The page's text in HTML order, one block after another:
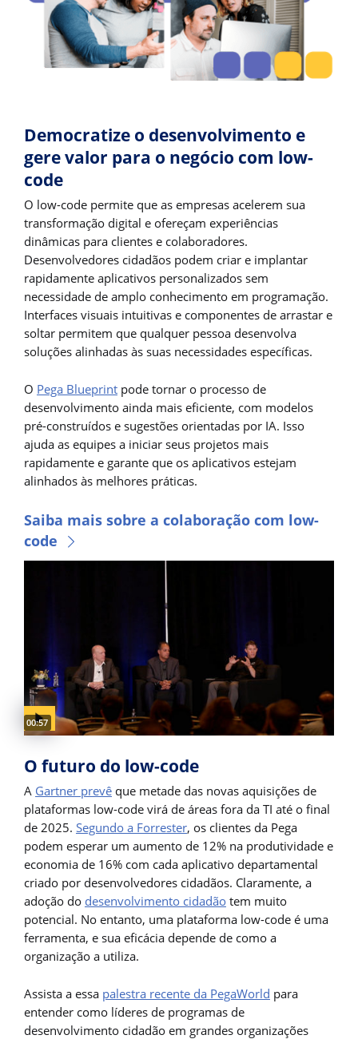
Democratize o desenvolvimento e
gere valor para o negócio com low-
code
O low-code permite que as empresas acelerem sua
transformação digital e ofereçam experiências
dinâmicas para clientes e colaboradores.
Desenvolvedores cidadãos podem criar e implantar
rapidamente aplicativos personalizados sem
necessidade de amplo conhecimento em programação.
Interfaces visuais intuitivas e componentes de arrastar e
soltar permitem que qualquer pessoa desenvolva
soluções alinhadas às suas necessidades específicas.
O Pega Blueprintpode tornar o processo de
desenvolvimento ainda mais eficiente, com modelos
pré-construídos e sugestões orientadas por IA. Isso
ajuda as equipes a iniciar seus projetos mais
rapidamente e garante que os aplicativos estejam
alinhados às melhores práticas.
Saiba mais sobre a colaboração com low-
code
O futuro do low-code
A Gartner prevêque metade das novas aquisições de
plataformas low-code virá de áreas fora da TI até o final
de 2025. Segundo a Forrester, os clientes da Pega
podem esperar um aumento de 12% na produtividade e
economia de 16% com cada aplicativo departamental
criado por desenvolvedores cidadãos. Claramente, a
adoção do desenvolvimento cidadãotem muito
potencial. No entanto, uma plataforma low-code é uma
ferramenta, e sua eficácia depende de como a
organização a utiliza.
Assista a essa palestra recente da PegaWorld para
entender como líderes de programas de
desenvolvimento cidadão em grandes organizações
Video duration:
00:57